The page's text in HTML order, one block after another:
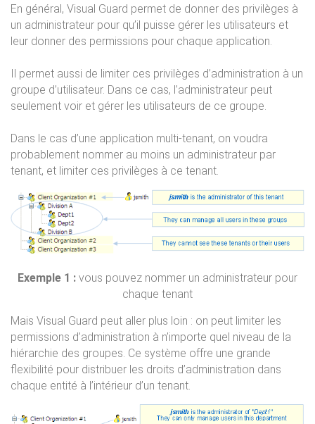
En général, Visual Guard permet de donner des privilèges à
un administrateur pour qu’il puisse gérer les utilisateurs et
leur donner des permissions pour chaque application.
Il permet aussi de limiter ces privilèges d’administration à un
groupe d’utilisateur. Dans ce cas, l’administrateur peut
seulement voir et gérer les utilisateurs de ce groupe.
Dans le cas d’une application multi-tenant, on voudra
probablement nommer au moins un administrateur par
tenant, et limiter ces privilèges à ce tenant.
Exemple 1 : vous pouvez nommer un administrateur pour
chaque tenant
Mais Visual Guard peut aller plus loin : on peut limiter les
permissions d’administration à n’importe quel niveau de la
hiérarchie des groupes. Ce système offre une grande
flexibilité pour distribuer les droits d’administration dans
chaque entité à l’intérieur d’un tenant.